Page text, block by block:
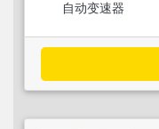
自动变速器